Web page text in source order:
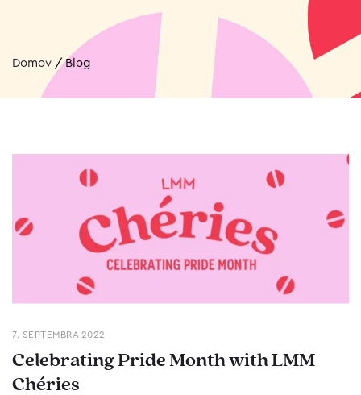
Domov /Blog
7. SEPTEMBRA 2022
Celebrating Pride Month with LMM
Chéries